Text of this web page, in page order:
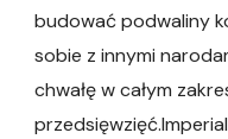
budować podwaliny
sobie z innymi
chwałę w całym